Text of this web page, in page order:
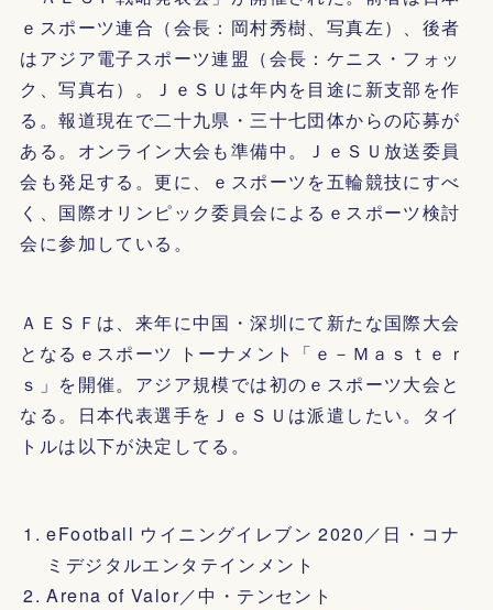
ｅスポーツ連合（会長：岡村秀樹、写真左）、後者
はアジア電子スポーツ連盟（会長：ケニス・フォッ
ク、写真右）。ＪｅＳＵは年内を目途に新支部を作
る。報道現在で二十九県・三十七団体からの応募が
ある。オンライン大会も準備中。ＪｅＳＵ放送委員
会も発足する。更に、ｅスポーツを五輪競技にすべ
く、国際オリンピック委員会によるｅスポーツ検討
会に参加している。
ＡＥＳＦは、来年に中国・深圳にて新たな国際大会
となるｅスポーツ トーナメント「ｅ－Ｍａｓｔｅｒ
ｓ」を開催。アジア規模では初のｅスポーツ大会と
なる。日本代表選手をＪｅＳＵは派遣したい。タイ
トルは以下が決定してる。
eFootball ウイニングイレブン 2020／日・コナ
ミデジタルエンタテインメント
Arena of Valor／中・テンセント